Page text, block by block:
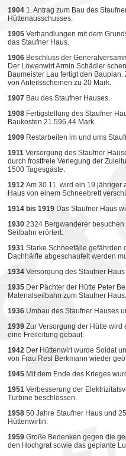
1904 1. Antrag zum Bau des
Hüttenausschusses.
1905 Verhandlungen mit dem
das Staufner Haus.
1906 Beschluss der
Der Löwenwirt Armin Schädler
Baumeister Lau fertigt den
von Anteilsscheinen zu 20 Mark.
1907 Bau des Staufner Hauses.
1908 Fertigstellung des Staufner
Baukosten 21.596,44 Mark.
1909 Restarbeiten im und ums
1911 Versorgung des Staufner
durch frostfreie Verlegung der
1500 Tagesgäste.
1912 Am 30.11. wird ein 19 jähriger
Haus von einem Schneebrett
1914 bis 1919 Das Staufner Haus
1930 2324 Bergwanderer
Seilbahn erörtert.
1931 Starke Schneefälle gefährden
Dachhälfte abgeschaufelt werden
1934 Versorgung des Staufner
1935 Der Pächter der Hütte Peter
Materialseilbahn zum Staufner Haus.
1936 Umbau des Staufner Hauses
1939 Zur Versorgung der Hütte wird
eine Freileitung gebaut.
1942 Der Hüttenwirt wurde Soldat
von Frau Resl Berkmann wieder
1945 Mit dem Ende des Krieges
1951 Verbesserung der
Turbine beschlossen.
1958 50 Jahre Staufner Haus und
Hüttenwirtin.
1959 Große Bedenken gegen die
den Hochgrat sowie das geplante